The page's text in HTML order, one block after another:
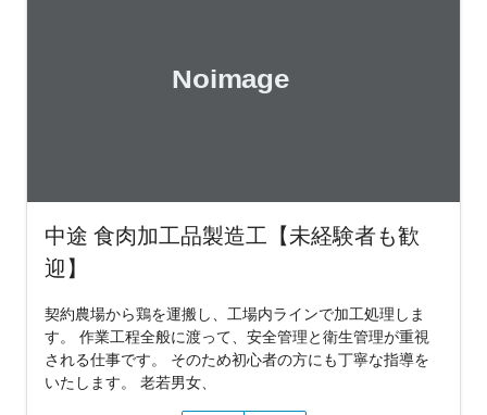
中途 食肉加工品製造工【未経験者も歓
迎】
契約農場から鶏を運搬し、工場内ラインで加工処理しま
す。 作業工程全般に渡って、安全管理と衛生管理が重視
される仕事です。 そのため初心者の方にも丁寧な指導を
いたします。 老若男女、